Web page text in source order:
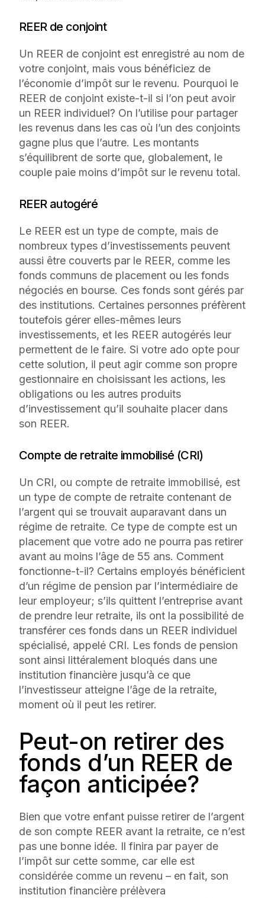
REER de conjoint
Un REER de conjoint est enregistré au nom de
votre conjoint, mais vous bénéficiez de
l’économie d’impôt sur le revenu. Pourquoi le
REER de conjoint existe-t-il si l’on peut avoir
un REER individuel? On l’utilise pour partager
les revenus dans les cas où l’un des conjoints
gagne plus que l’autre. Les montants
s’équilibrent de sorte que, globalement, le
couple paie moins d’impôt sur le revenu total.
REER autogéré
Le REER est un type de compte, mais de
nombreux types d’investissements peuvent
aussi être couverts par le REER, comme les
fonds communs de placement ou les fonds
négociés en bourse. Ces fonds sont gérés par
des institutions. Certaines personnes préfèrent
toutefois gérer elles-mêmes leurs
investissements, et les REER autogérés leur
permettent de le faire. Si votre ado opte pour
cette solution, il peut agir comme son propre
gestionnaire en choisissant les actions, les
obligations ou les autres produits
d’investissement qu’il souhaite placer dans
son REER.
Compte de retraite immobilisé (CRI)
Un CRI, ou compte de retraite immobilisé, est
un type de compte de retraite contenant de
l’argent qui se trouvait auparavant dans un
régime de retraite. Ce type de compte est un
placement que votre ado ne pourra pas retirer
avant au moins l’âge de 55 ans. Comment
fonctionne-t-il? Certains employés bénéficient
d’un régime de pension par l’intermédiaire de
leur employeur; s’ils quittent l’entreprise avant
de prendre leur retraite, ils ont la possibilité de
transférer ces fonds dans un REER individuel
spécialisé, appelé CRI. Les fonds de pension
sont ainsi littéralement bloqués dans une
institution financière jusqu’à ce que
l’investisseur atteigne l’âge de la retraite,
moment où il peut les retirer.
Peut-on retirer des
fonds d’un REER de
façon anticipée?
Bien que votre enfant puisse retirer de l’argent
de son compte REER avant la retraite, ce n’est
pas une bonne idée. Il finira par payer de
l’impôt sur cette somme, car elle est
considérée comme un revenu – en fait, son
institution financière prélèvera